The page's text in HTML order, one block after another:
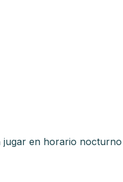
jugar en horario nocturno